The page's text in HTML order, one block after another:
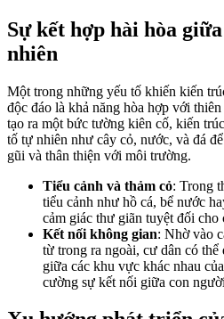
Sự kết hợp hài hòa
nhiên
Một trong những yếu tố khiến kiến
độc đáo là khả năng hòa hợp với
tạo ra một bức tường kiên cố, kiến
tố tự nhiên như cây cỏ, nước, và đá
gũi và thân thiện với môi trường.
Tiểu cảnh và thảm cỏ: Trong
tiểu cảnh như hồ cá, bể nước
cảm giác thư giãn tuyệt đối
Kết nối không gian: Nhờ vào
từ trong ra ngoài, cư dân có
giữa các khu vực khác nhau
cường sự kết nối giữa con